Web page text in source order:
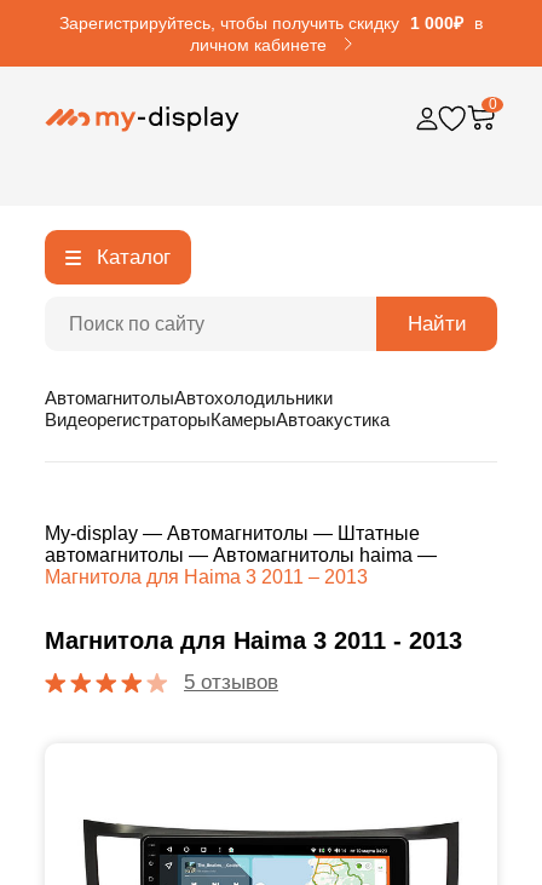
Зарегистрируйтесь, чтобы получить скидку 1 000₽
в
личном кабинете
0
Каталог
Найти
АвтомагнитолыАвтохолодильники
ВидеорегистраторыКамерыАвтоакустика
My-display — Автомагнитолы — Штатные
автомагнитолы — Автомагнитолы haima —
Магнитола для Haima 3 2011 – 2013
Магнитола для Haima 3 2011 - 2013
5 отзывов